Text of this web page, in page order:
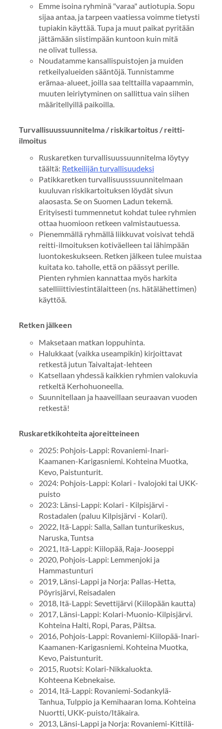
Emme isoina ryhminä "varaa" autiotupia. Sopu
sijaa antaa, ja tarpeen vaatiessa voimme tietysti
tupiakin käyttää. Tupa ja muut paikat pyritään
jättämään siistimpään kuntoon kuin mitä
ne olivat tullessa.
Noudatamme kansallispuistojen ja muiden
retkeilyalueiden sääntöjä. Tunnistamme
erämaa-alueet, joilla saa telttailla vapaammin,
muuten leiriytyminen on sallittua vain siihen
määritellyillä paikoilla.
Turvallisuussuunnitelma / riskikartoitus / reitti-
ilmoitus
Ruskaretken turvallisuussuunnitelma löytyy
täältä: Retkeilijän turvallisuudeksi
Patikkaretken turvallisuusssuunnitelmaan
kuuluvan riskikartoituksen löydät sivun
alaosasta. Se on Suomen Ladun tekemä.
Erityisesti tummennetut kohdat tulee ryhmien
ottaa huomioon retkeen valmistautuessa.
Pienemmällä ryhmällä liikkuvat voisivat tehdä
reitti-ilmoituksen kotiväelleen tai lähimpään
luontokeskukseen. Retken jälkeen tulee muistaa
kuitata ko. taholle, että on päässyt perille.
Pienten ryhmien kannattaa myös harkita
satelliiittiviestintälaitteen (ns. hätälähettimen)
käyttöä.
Retken jälkeen
Maksetaan matkan loppuhinta.
Halukkaat (vaikka useampikin) kirjoittavat
retkestä jutun Taivaltajat-lehteen
Katsellaan yhdessä kaikkien ryhmien valokuvia
retkeltä Kerhohuoneella.
Suunnitellaan ja haaveillaan seuraavan vuoden
retkestä!
Ruskaretkikohteita ajoreitteineen
2025: Pohjois-Lappi: Rovaniemi-Inari-
Kaamanen-Karigasniemi. Kohteina Muotka,
Kevo, Paistunturit.
2024: Pohjois-Lappi: Kolari - Ivalojoki tai UKK-
puisto
2023: Länsi-Lappi: Kolari - Kilpisjärvi -
Rostadalen (paluu Kilpisjärvi - Kolari).
2022, Itä-Lappi: Salla, Sallan tunturikeskus,
Naruska, Tuntsa
2021, Itä-Lappi: Kiilopää, Raja-Jooseppi
2020, Pohjois-Lappi: Lemmenjoki ja
Hammastunturi
2019, Länsi-Lappi ja Norja: Pallas-Hetta,
Pöyrisjärvi, Reisadalen
2018, Itä-Lappi: Sevettijärvi (Kiilopään kautta)
2017, Länsi-Lappi: Kolari-Muonio-Kilpisjärvi.
Kohteina Halti, Ropi, Paras, Pältsa.
2016, Pohjois-Lappi: Rovaniemi-Kiilopää-Inari-
Kaamanen-Karigasniemi. Kohteina Muotka,
Kevo, Paistunturit.
2015, Ruotsi: Kolari-Nikkaluokta.
Kohteena Kebnekaise.
2014, Itä-Lappi: Rovaniemi-Sodankylä-
Tanhua, Tulppio ja Kemihaaran loma. Kohteina
Nuortti, UKK-puisto/Itäkaira.
2013, Länsi-Lappi ja Norja: Rovaniemi-Kittilä-